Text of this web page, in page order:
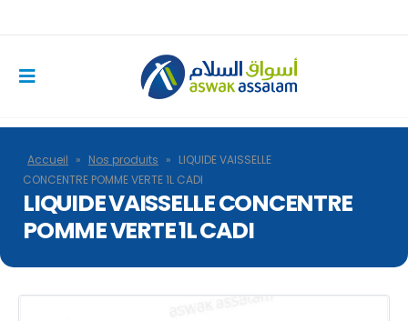
Accueil » Nos produits » LIQUIDE VAISSELLE
CONCENTRE POMME VERTE 1L CADI
LIQUIDE VAISSELLE CONCENTRE
POMME VERTE 1L CADI